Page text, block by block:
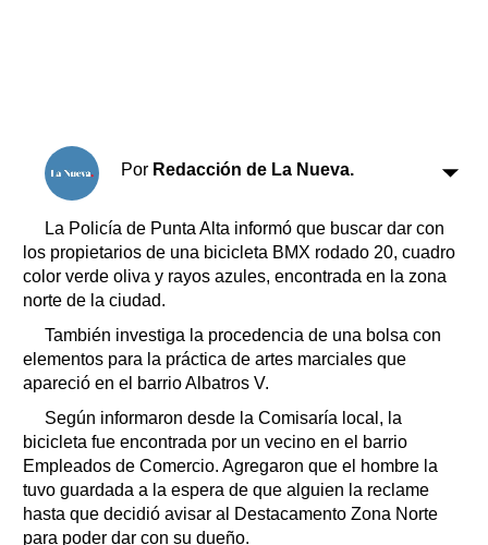
Por Redacción de La Nueva.
La Policía de Punta Alta informó que buscar dar con
los propietarios de una bicicleta BMX rodado 20, cuadro
color verde oliva y rayos azules, encontrada en la zona
norte de la ciudad.
También investiga la procedencia de una bolsa con
elementos para la práctica de artes marciales que
apareció en el barrio Albatros V.
Según informaron desde la Comisaría local, la
bicicleta fue encontrada por un vecino en el barrio
Empleados de Comercio. Agregaron que el hombre la
tuvo guardada a la espera de que alguien la reclame
hasta que decidió avisar al Destacamento Zona Norte
para poder dar con su dueño.